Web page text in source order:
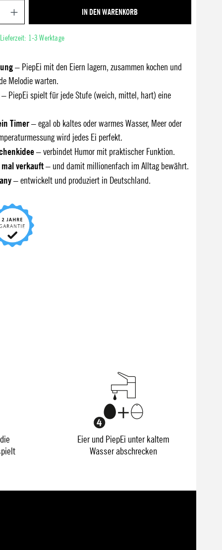
Produkt Anzahl: Gib den gewünschten Wert ein
IN DEN WARENKORB
1-3 Werktage
– PiepEi mit den Eiern lagern, zusammen kochen und
Melodie warten.
– PiepEi spielt für jede Stufe (weich, mittel, hart) eine
Timer– egal ob kaltes oder warmes Wasser, Meer oder
wird jedes Ei perfekt.
– verbindet Humor mit praktischer Funktion.
verkauft– und damit millionenfach im Alltag bewährt.
– entwickelt und produziert in Deutschland.
Eier und PiepEi unter kaltem
Wasser abschrecken